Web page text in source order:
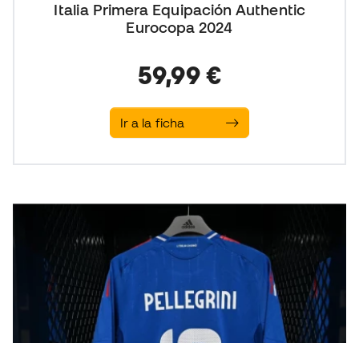
Italia Primera Equipación Authentic
Eurocopa 2024
59,99 €
Ir a la ficha